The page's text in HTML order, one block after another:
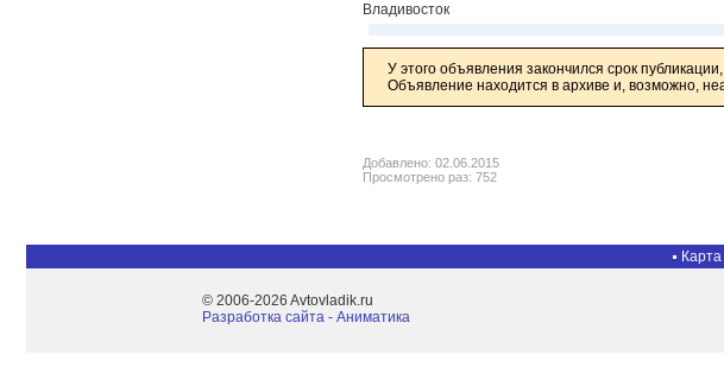
Владивосток
У этого объявления закончился срок
Объявление находится в архиве и, возможно,
Добавлено: 02.06.2015
Просмотрено раз: 752
© 2006-2026 Avtovladik.ru
Разработка сайта - Aниматика